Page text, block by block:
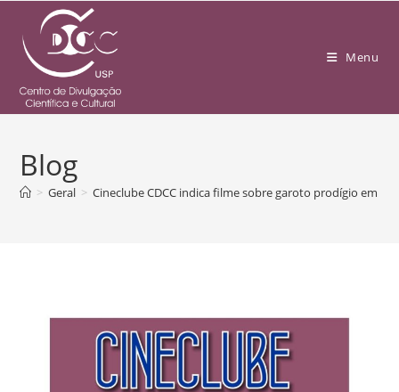
Menu
Blog
> Geral > Cineclube CDCC indica filme sobre garoto prodígio em